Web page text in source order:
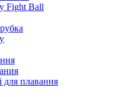
Fight Ball
для плавання